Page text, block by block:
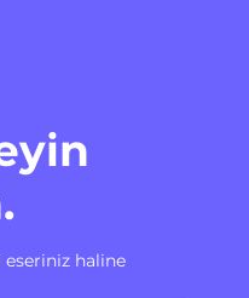
haline